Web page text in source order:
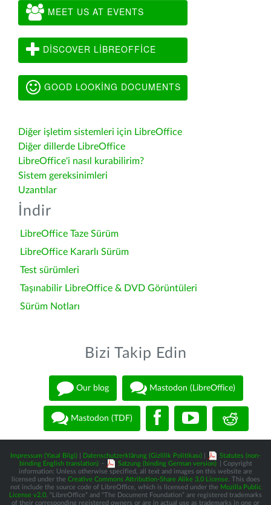
MEET US AT EVENTS
DISCOVER LIBREOFFICE
GOOD LOOKING DOCUMENTS
Diğer işletim sistemleri için LibreOffice
Diğer dillerde LibreOffice
LibreOffice'i nasıl kurabilirim?
Sistem gereksinimleri
Uzantılar
İndir
LibreOffice Taze Sürüm
LibreOffice Kararlı Sürüm
Test sürümleri
Taşınabilir LibreOffice & DVD Görüntüleri
Sürüm Notları
Bizi Takip Edin
Our blog Mastodon (LibreOffice)
Mastodon (TDF)
Impressum (Yasal Bilgi) Datenschutzerklärung (Gizlilik Politikası)
Statutes (non-
binding English translation) - Satzung (binding German version)
| Copyright
information: Unless otherwise specified, all text and images on this website are
licensed under the Creative Commons Attribution-Share Alike 3.0 License. This does
not include the source code of LibreOffice, which is licensed under the Mozilla Public
License v2.0 . “LibreOffice” and “The Document Foundation” are registered trademarks
of their corresponding registered owners or are in actual use as trademarks in one or